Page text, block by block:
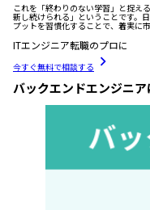
これを「終わりのない学習」と捉え
新し続けられる」ということです。
プットを習慣化することで、着実に
ITエンジニア転職のプロに
今すぐ無料で相談する
バックエンドエンジニ